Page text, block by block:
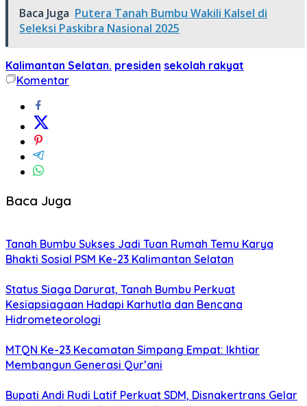
Baca Juga Putera Tanah Bumbu Wakili Kalsel di
Seleksi Paskibra Nasional 2025
Kalimantan Selatan. presiden sekolah rakyat
Komentar
Baca Juga
Tanah Bumbu Sukses Jadi Tuan Rumah Temu Karya
Bhakti Sosial PSM Ke-23 Kalimantan Selatan
Status Siaga Darurat, Tanah Bumbu Perkuat
Kesiapsiagaan Hadapi Karhutla dan Bencana
Hidrometeorologi
MTQN Ke-23 Kecamatan Simpang Empat: Ikhtiar
Membangun Generasi Qur’ani
Bupati Andi Rudi Latif Perkuat SDM, Disnakertrans Gelar